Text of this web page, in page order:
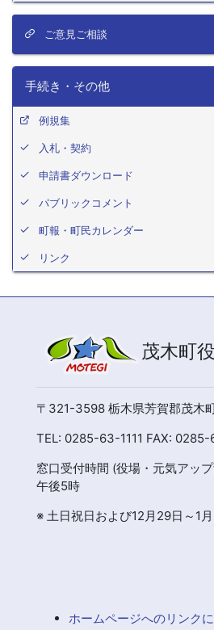
ご意見ご相談
手続き・その他
例規集
入札・契約
申請書ダウンロード
パブリックコメント
町報・町民カレンダー
リンク
茂木町
〒321-3598 栃木県芳賀郡茂木
TEL: 0285-63-1111 FAX:
窓口受付時間 (役場・元気アッ
午後5時
※ 土日祝日および12月29日～1
ホームページへのリンク